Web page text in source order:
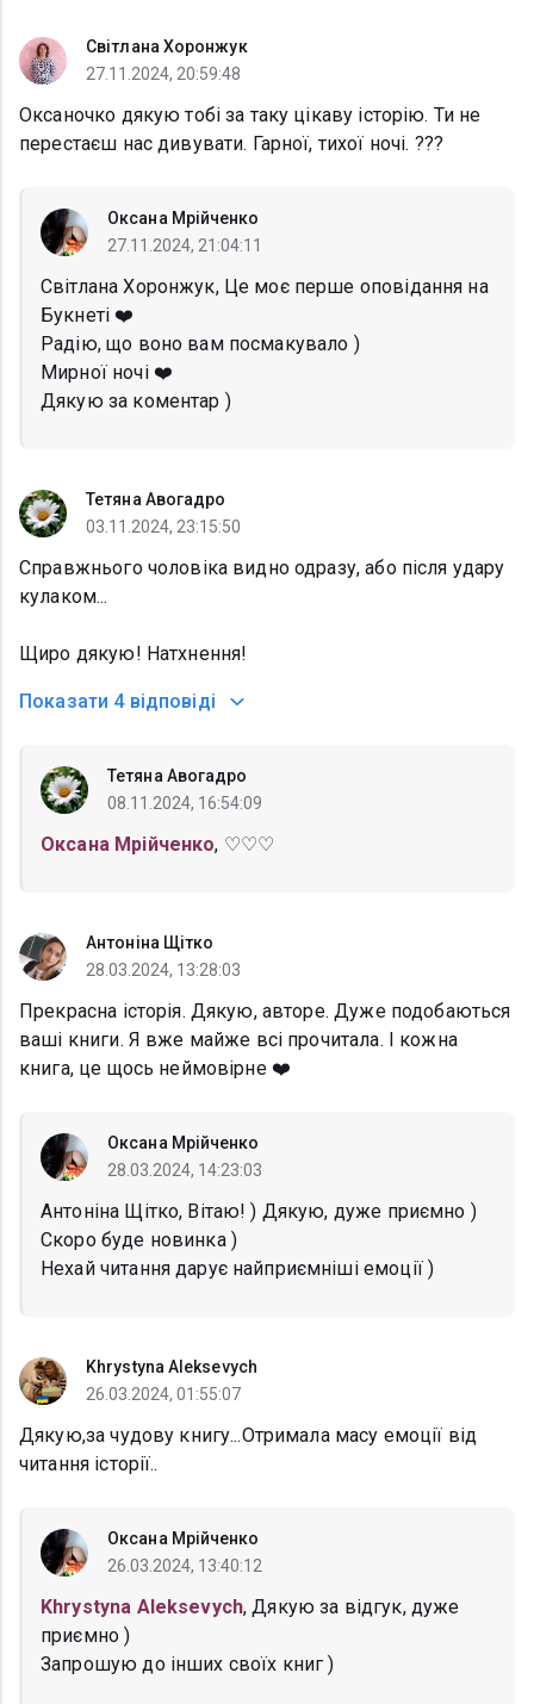
Світлана Хоронжук
27.11.2024, 20:59:48
Оксаночко дякую тобі за таку цікаву історію. Ти не
перестаєш нас дивувати. Гарної, тихої ночі. ???
Оксана Мрійченко
27.11.2024, 21:04:11
Світлана Хоронжук, Це моє перше оповідання на
Букнеті ❤️
Радію, що воно вам посмакувало )
Мирної ночі ❤️
Дякую за коментар )
Тетяна Авогадро
03.11.2024, 23:15:50
Справжнього чоловіка видно одразу, або після удару
кулаком...
Щиро дякую! Натхнення!
Показати 4 відповіді
Тетяна Авогадро
08.11.2024, 16:54:09
Оксана Мрійченко, ♡♡♡
Антоніна Щітко
28.03.2024, 13:28:03
Прекрасна історія. Дякую, авторе. Дуже подобаються
ваші книги. Я вже майже всі прочитала. І кожна
книга, це щось неймовірне ❤️
Оксана Мрійченко
28.03.2024, 14:23:03
Антоніна Щітко, Вітаю! ) Дякую, дуже приємно )
Скоро буде новинка )
Нехай читання дарує найприємніші емоції )
Khrystyna Aleksevych
26.03.2024, 01:55:07
Дякую,за чудову книгу...Отримала масу емоції від
читання історії..
Оксана Мрійченко
26.03.2024, 13:40:12
Khrystyna Aleksevych, Дякую за відгук, дуже
приємно )
Запрошую до інших своїх книг )